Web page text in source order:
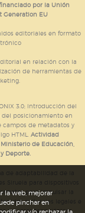
por la Unión
Generation EU
editoriales en formato
en relación con la
de herramientas de
3.0; introducción del
del posicionamiento en
campos de metadatos y
HTML.Actividad
de Educación,
Deporte.
Siruela para dispositivos
para impulsar la
culturales legales e
recursos tecnológicos
la web, mejorar
pinchar en